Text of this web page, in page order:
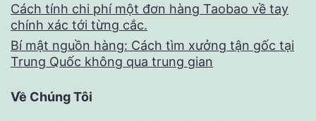
Cách tính chi phí một đơn hàng Taobao về tay
chính xác tới từng cắc.
Bí mật nguồn hàng: Cách tìm xưởng tận gốc tại
Trung Quốc không qua trung gian
Về Chúng Tôi